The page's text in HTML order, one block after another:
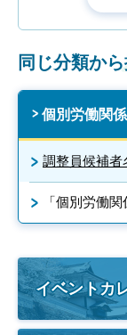
同じ分類か
個別労働関
調整員候補者
「個別労働
イベントカ